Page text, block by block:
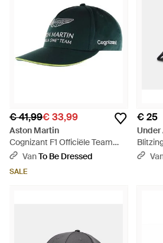
€ 41,99€ 33,99
Aston Martin
Cognizant F1 Officiële Team
Groene Pet - Groen
VanTo Be Dressed
SALE
€ 25
Under